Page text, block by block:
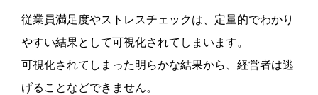
従業員満足度やストレスチェックは、定量的でわかり
やすい結果として可視化されてしまいます。
可視化されてしまった明らかな結果から、経営者は逃
げることなどできません。